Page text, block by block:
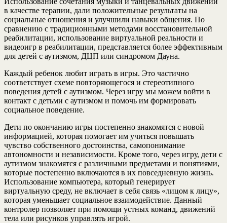
в качестве терапии, дали положительные результаты на
социальные отношения и улучшили навыки общения. По
сравнению с традиционными методами восстановительной
реабилитации, использование виртуальной реальности и
видеоигр в реабилитации, представляется более эффективным
для детей с аутизмом, ДЦП или синдромом Дауна.
Каждый ребенок любит играть в игры. Это частично
соответствует схеме повторяющегося и стереотипного
поведения детей с аутизмом. Через игру мы можем войти в
контакт с детьми с аутизмом и помочь им формировать
социальное поведение.
Дети по окончанию игры постепенно знакомятся с новой
информацией, которая помогает им учиться повышать
чувство собственного достоинства, самопонимание
автономности и независимости. Кроме того, через игру, дети с
аутизмом знакомятся с различными предметами и понятиями,
которые постепенно включаются в их повседневную жизнь.
Использование компьютера, который генерирует
виртуальную среду, не включает в себя связь «лицом к лицу»,
которая уменьшает социальное взаимодействие. Данный
контролер позволяет при помощи устных команд, движений
тела или рисунков управлять игрой.